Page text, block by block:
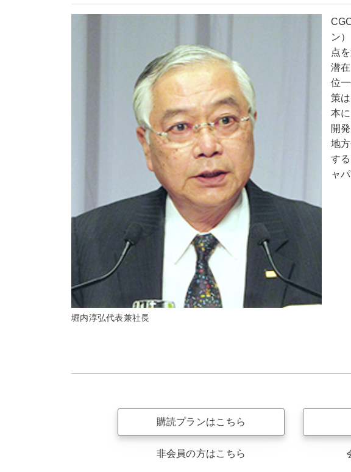
堀内淳弘代表兼社長
ン
点
潜
位
策
本
開
地
す
ャ
購読プランはこちら
非会員の方はこちら